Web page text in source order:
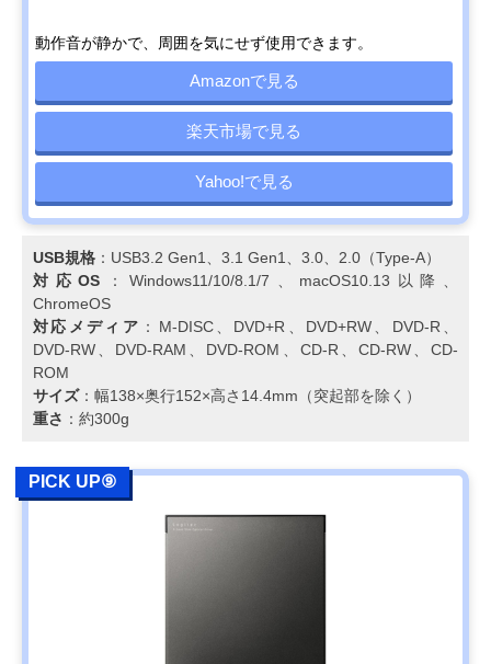
動作音が静かで、周囲を気にせず使用できます。
Amazonで見る
楽天市場で見る
Yahoo!で見る
USB規格 ：USB3.2 Gen1、3.1 Gen1、3.0、2.0（Type-A）
対応OS ：Windows11/10/8.1/7、macOS10.13以降、
ChromeOS
対応メディア ：M-DISC、DVD+R、DVD+RW、DVD-R、
DVD-RW、DVD-RAM、DVD-ROM、CD-R、CD-RW、CD-
ROM
サイズ：幅138×奥行152×高さ14.4mm（突起部を除く）
重さ ：約300g
PICK UP⑨